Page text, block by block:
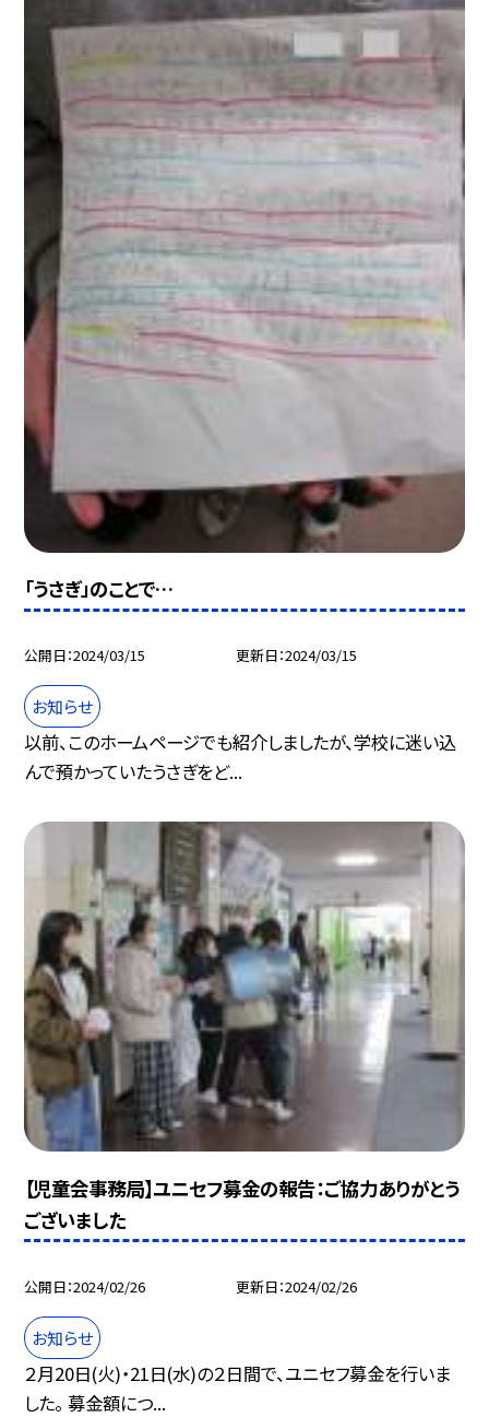
「うさぎ」のことで…
公開日 2024/03/15 更新日 2024/03/15
お知らせ
以前、このホームページでも紹介しましたが、学校に迷い込
んで預かっていたうさぎをど...
【児童会事務局】ユニセフ募金の報告：ご協力ありがとう
ございました
公開日 2024/02/26 更新日 2024/02/26
お知らせ
２月20日(火)・21日(水)の２日間で、ユニセフ募金を行いま
した。 募金額につ...